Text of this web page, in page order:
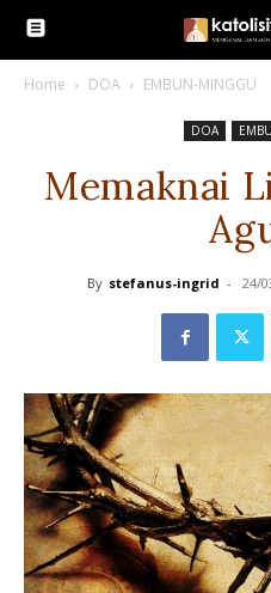
Home DOA EMBUN-MINGGU
DOA
Memaknai
By stefanus-ingrid - 24/